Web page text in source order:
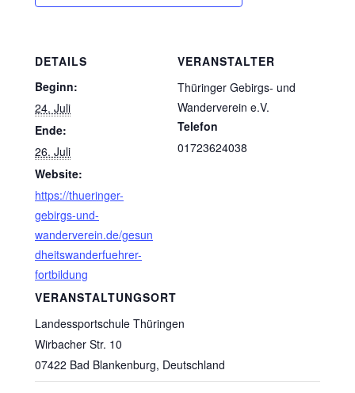
DETAILS
Beginn:
24. Juli
Ende:
26. Juli
Website:
https://thueringer-
gebirgs-und-
wanderverein.de/gesun
dheitswanderfuehrer-
fortbildung
VERANSTALTUNGSORT
Landessportschule Thüringen
Wirbacher Str. 10
07422 Bad Blankenburg, Deutschland
VERANSTALTER
Thüringer Gebirgs- und
Wanderverein e.V.
Telefon
01723624038